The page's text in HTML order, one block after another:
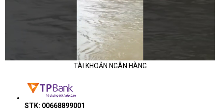
TÀI KHOẢN NGÂN HÀNG
STK: 00668899001